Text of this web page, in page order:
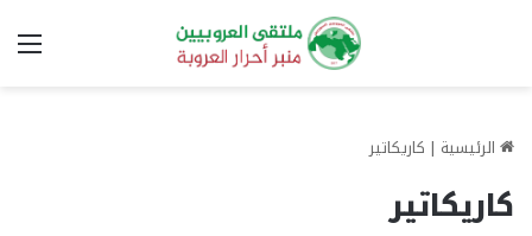
الرئيسية | كاريكاتير
كاريكاتير